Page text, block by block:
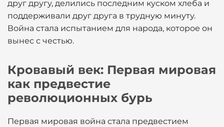
друг другу, делились последним куском хлеба и
поддерживали друг друга в трудную минуту.
Война стала испытанием для народа, которое он
вынес с честью.
Кровавый век: Первая мировая
как предвестие
революционных бурь
Первая мировая война стала предвестием